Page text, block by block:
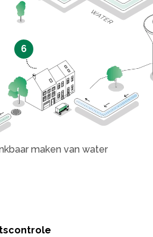
6
maken van water